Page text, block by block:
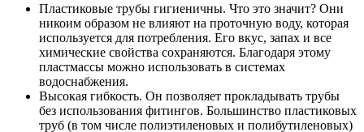
Пластиковые трубы гигиеничны. Что это значит? Они
никоим образом не влияют на проточную воду, которая
используется для потребления. Его вкус, запах и все
химические свойства сохраняются. Благодаря этому
пластмассы можно использовать в системах
водоснабжения.
Высокая гибкость. Он позволяет прокладывать трубы
без использования фитингов. Большинство пластиковых
труб (в том числе полиэтиленовых и полибутиленовых)